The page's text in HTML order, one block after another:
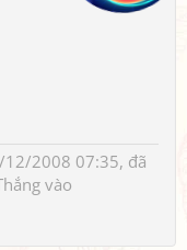
12/2008 07:35, đã
vào